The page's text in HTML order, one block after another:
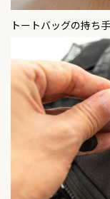
トートバッグの持ち